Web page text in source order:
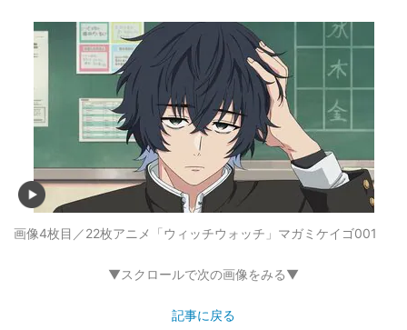
画像4枚目／22枚アニメ「ウィッチウォッチ」マガミケイゴ001
▼スクロールで次の画像をみる▼
記事に戻る